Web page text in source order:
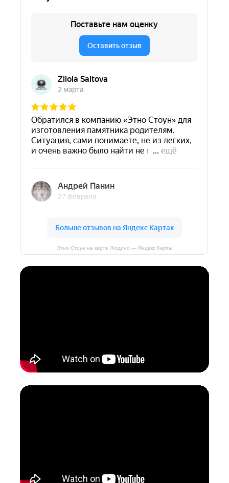
Этно Стоун на карте Жодино — Яндекс Карты